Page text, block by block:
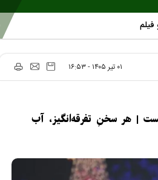
۰۱ تير ۱۴۰۵ - ۱۶:۵۳
| هر سخنِ تفرقه‌انگیز، آب